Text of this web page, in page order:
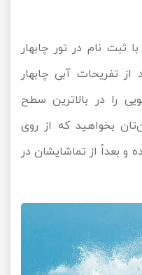
ثبت نام در تور چابهار
تفریحات آبی چابهار
را در بالاترین سطح
بخواهید که از روی
و بعداً از تماشایشان در